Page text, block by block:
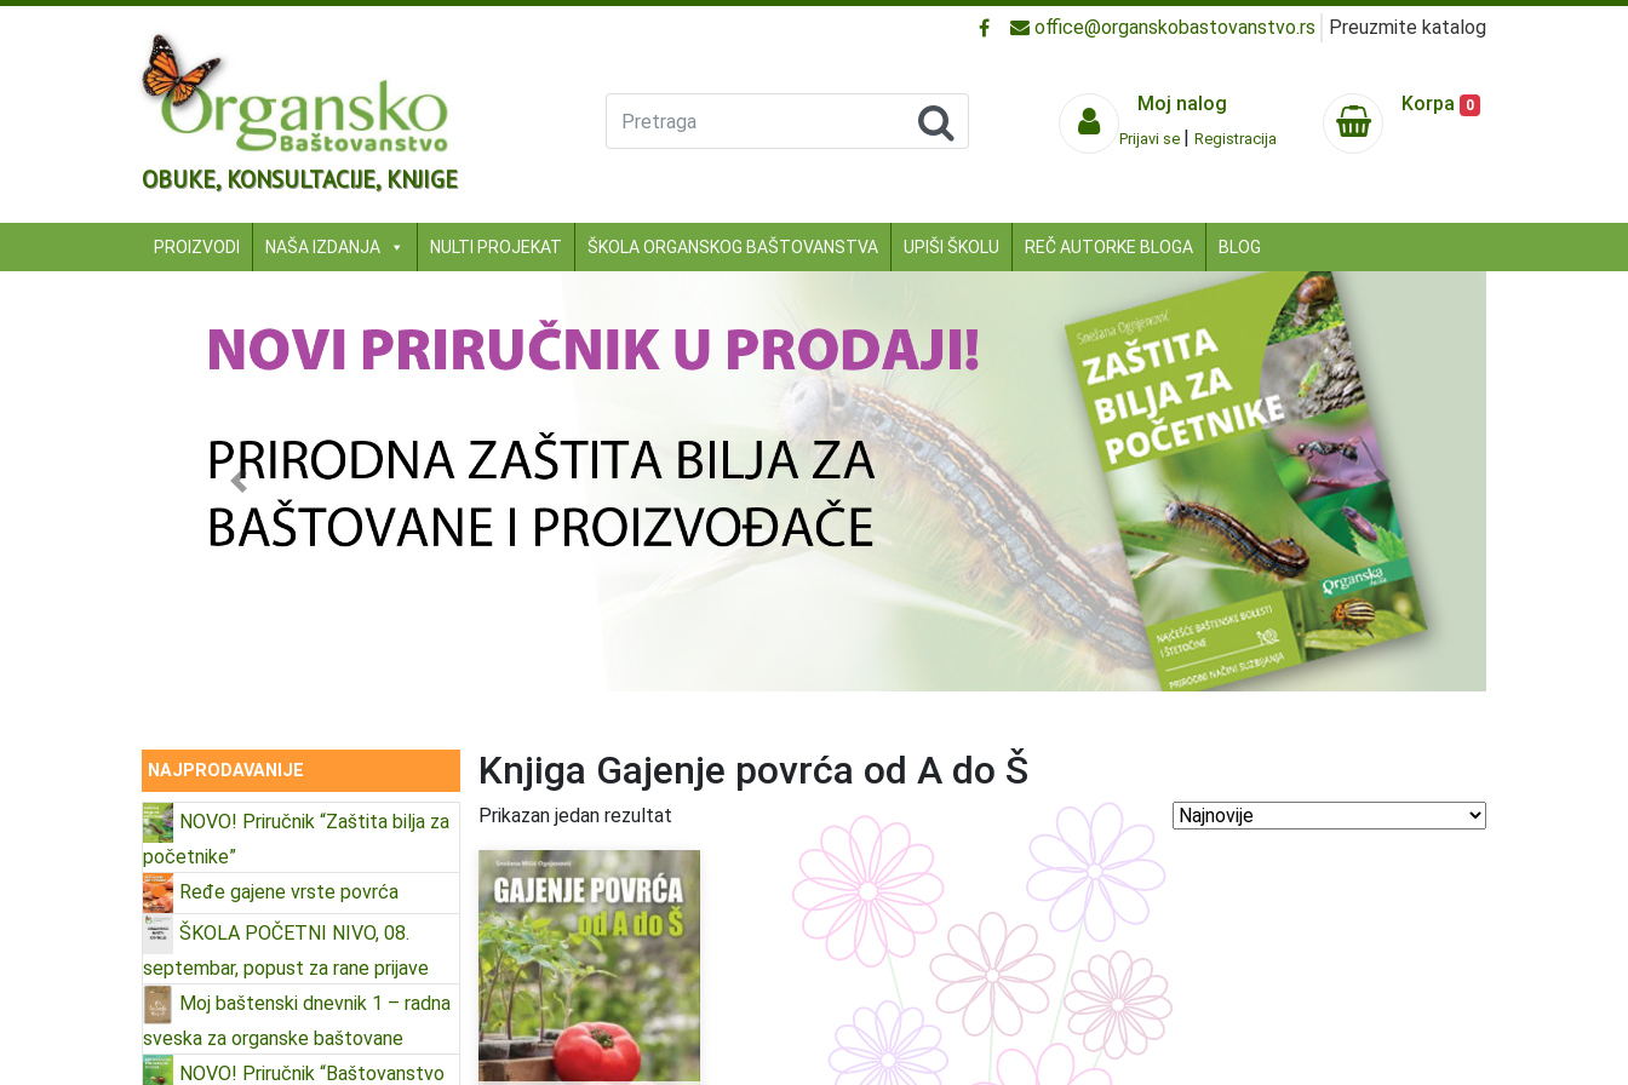
OBUKE, KONSULTACIJE, KNJIGE
office@organskobastovanstvo.rs Preuzmite katalog
Moj nalog
Prijavi se | Registracija
Korpa 0
Pretraga
PROIZVODI NAŠA IZDANJA NULTI PROJEKAT ŠKOLA ORGANSKOG BAŠTOVANSTVA UPIŠI ŠKOLU REČ AUTORKE BLOGA BLOG
Previous Next
NAJPRODAVANIJE
NOVO! Priručnik “Zaštita bilja za
početnike”
Ređe gajene vrste povrća
ŠKOLA POČETNI NIVO, 08.
septembar, popust za rane prijave
Moj baštenski dnevnik 1 – radna
sveska za organske baštovane
NOVO! Priručnik “Baštovanstvo
Knjiga Gajenje povrća od A do Š
Prikazan jedan rezultat